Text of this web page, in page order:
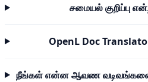
சமையல் குறிப்பு
OpenL Doc
நீங்கள் என்ன ஆவண வடிவங்களை